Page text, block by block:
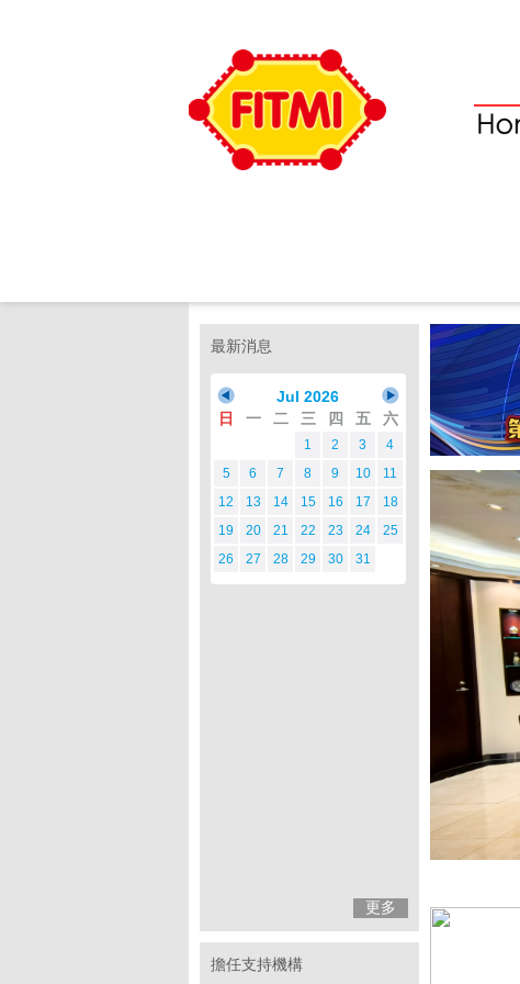
最新消息
Jul 2026
日
一 二 三 四 五 六
1 2 3
4
5
6 7 8 9 10
11
12
13 14 15 16 17
18
19
20 21 22 23 24
25
26
27 28 29 30 31
更多
擔任支持機構